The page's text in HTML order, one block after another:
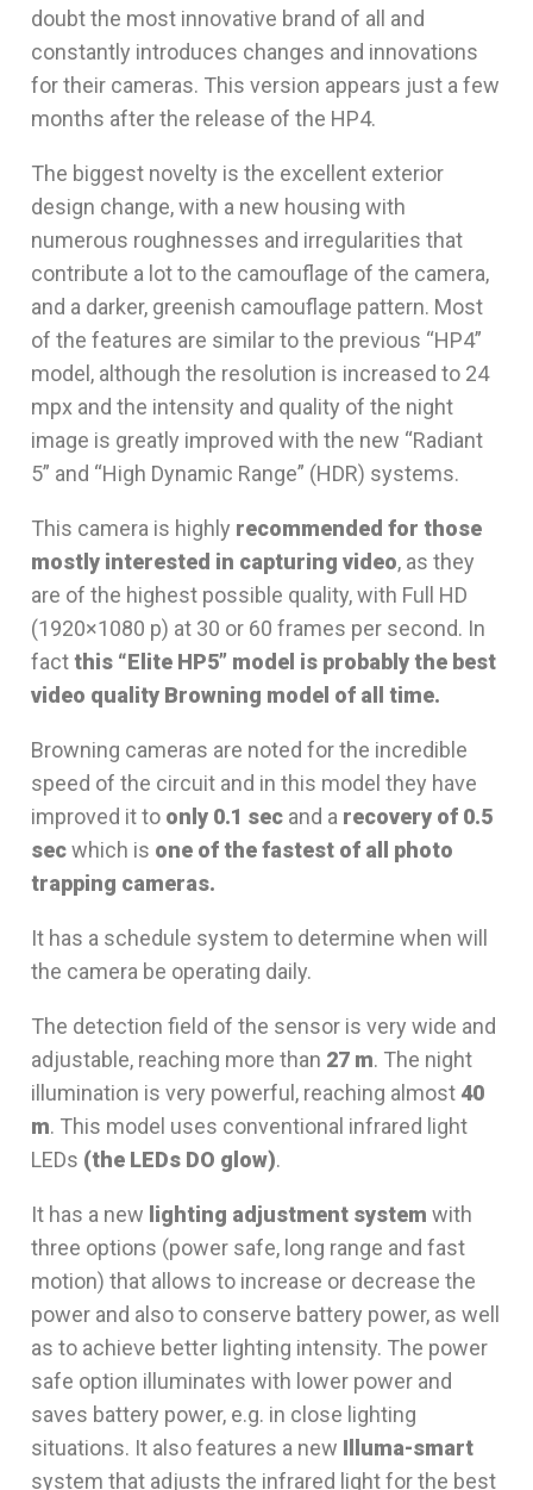
doubt the most innovative brand of all and
constantly introduces changes and innovations
for their cameras. This version appears just a few
months after the release of the HP4.
The biggest novelty is the excellent exterior
design change, with a new housing with
numerous roughnesses and irregularities that
contribute a lot to the camouflage of the camera,
and a darker, greenish camouflage pattern. Most
of the features are similar to the previous “HP4”
model, although the resolution is increased to 24
mpx and the intensity and quality of the night
image is greatly improved with the new “Radiant
5” and “High Dynamic Range” (HDR) systems.
This camera is highly recommended for those
mostly interested in capturing video, as they
are of the highest possible quality, with Full HD
(1920×1080 p) at 30 or 60 frames per second. In
factthis “Elite HP5” model is probably the best
video quality Browning model of all time.
Browning cameras are noted for the incredible
speed of the circuit and in this model they have
improved it to only 0.1 sec and a recovery of 0.5
secwhich is one of the fastest of all photo
trapping cameras.
It has a schedule system to determine when will
the camera be operating daily.
The detection field of the sensor is very wide and
adjustable, reaching more than 27 m. The night
illumination is very powerful, reaching almost 40
m. This model uses conventional infrared light
LEDs (the LEDs DO glow).
It has a new lighting adjustment system with
three options (power safe, long range and fast
motion) that allows to increase or decrease the
power and also to conserve battery power, as well
as to achieve better lighting intensity. The power
safe option illuminates with lower power and
saves battery power, e.g. in close lighting
situations. It also features a new Illuma-smart
system that adjusts the infrared light for the best